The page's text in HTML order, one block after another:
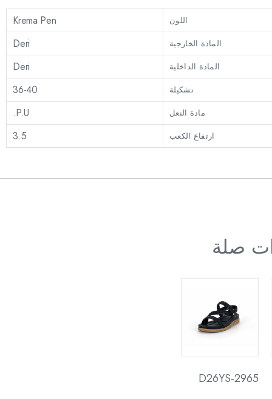
اللون Krema Pen
المادة الخارجية Deri
المادة الداخلية Deri
تشكيلة 36-40
مادة النعل P.U.
ارتفاع الكعب 3.5
صلة
D26YS-2965